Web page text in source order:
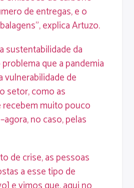
de entregas, e o
explica Artuzo.
sustentabilidade da
que a pandemia
vulnerabilidade de
setor, como as
recebem muito pouco
no caso, pelas
de crise, as pessoas
a esse tipo de